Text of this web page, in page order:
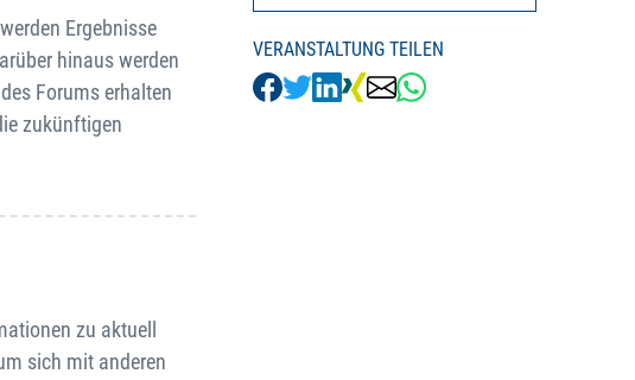
Ergebnisse
hinaus werden
Forums erhalten
zukünftigen
zu aktuell
sich mit anderen
VERANSTALTUNG TEILEN